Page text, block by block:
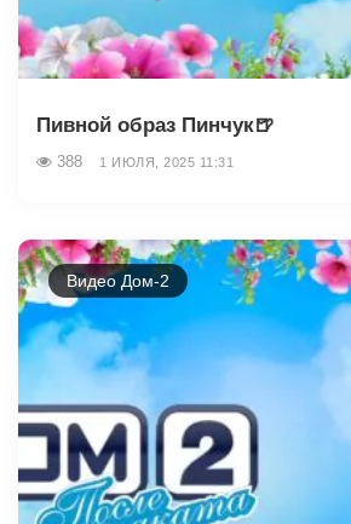
Пивной образ Пинчук🍺
388 1 ИЮЛЯ, 2025 11:31
Видео Дом-2